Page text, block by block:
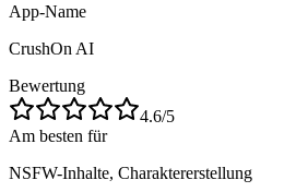
App-Name
CrushOn AI
Bewertung
4.6/5
Am besten für
NSFW-Inhalte, Charaktererstellung